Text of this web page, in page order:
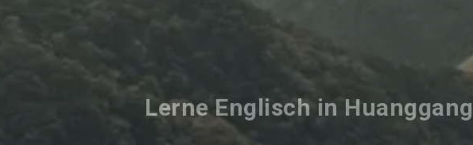
Lerne Englisch in Huanggang